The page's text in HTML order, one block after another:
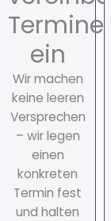
Termine
ein
Wir machen
keine leeren
Versprechen
– wir legen
einen
konkreten
Termin fest
und halten